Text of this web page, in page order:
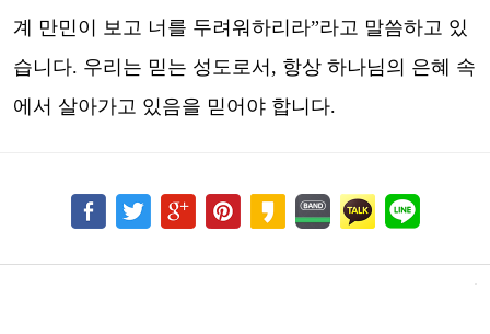
계 만민이 보고 너를 두려워하리라”라고 말씀하고 있
습니다. 우리는 믿는 성도로서 , 항상 하나님의 은혜 속
에서 살아가고 있음을 믿어야 합니다.